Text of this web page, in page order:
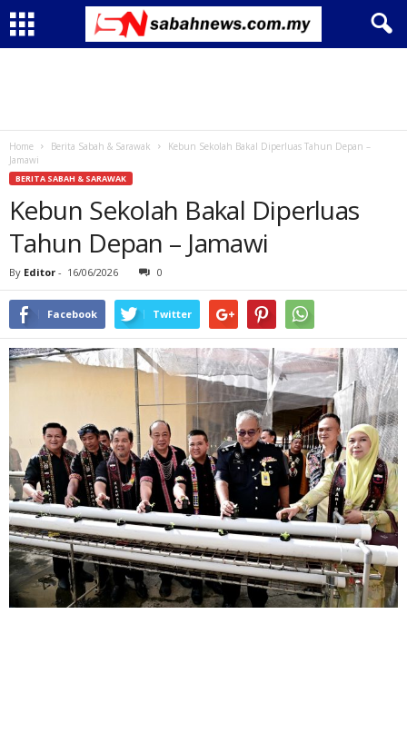
Home Berita Sabah & Sarawak
Kebun Sekolah Bakal Diperluas Tahun Depan –
Jamawi
BERITA SABAH & SARAWAK
Kebun Sekolah Bakal Diperluas
Tahun Depan – Jamawi
By Editor - 16/06/2026 0
Facebook Twitter